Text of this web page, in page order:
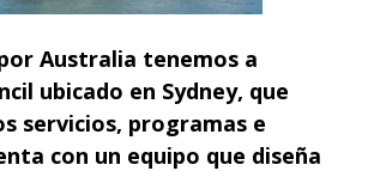
Australia tenemos a
ubicado en Sydney, que
servicios, programas e
con un equipo que diseña